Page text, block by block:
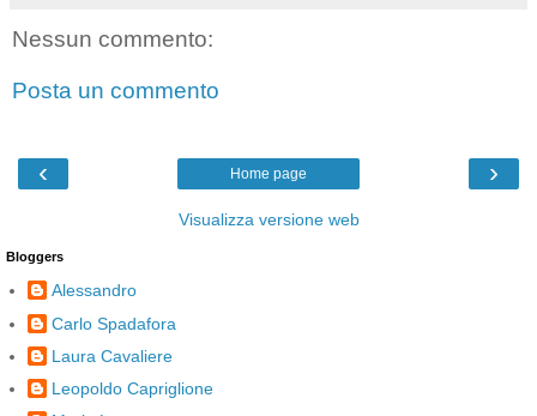
Nessun commento:
Posta un commento
‹ ›
Home page
Visualizza versione web
Bloggers
Alessandro
Carlo Spadafora
Laura Cavaliere
Leopoldo Capriglione